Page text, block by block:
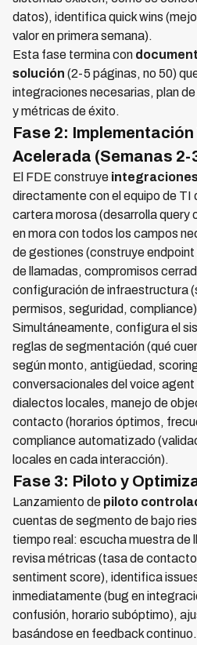
datos), identifica quick wins
valor en primera semana).
Esta fase termina con
solución (2-5 páginas, no 50)
integraciones necesarias, plan
y métricas de éxito.
Fase 2:
Acelerada (Semanas 2-
El FDE construye
directamente con el equipo de
cartera morosa (desarrolla query
en mora con todos los campos
de gestiones (construye
de llamadas, compromisos
configuración de infraestructura
permisos, seguridad,
Simultáneamente, configura el
reglas de segmentación (qué
según monto, antigüedad,
conversacionales del voice
dialectos locales, manejo de
contacto (horarios óptimos,
compliance automatizado
locales en cada interacción).
Fase 3: Piloto y
Lanzamiento de piloto
cuentas de segmento de bajo
tiempo real: escucha muestra de
revisa métricas (tasa de
sentiment score), identifica
inmediatamente (bug en
confusión, horario subóptimo),
basándose en feedback continuo.